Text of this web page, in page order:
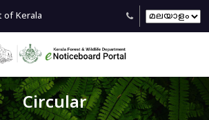
of Kerala
Circular